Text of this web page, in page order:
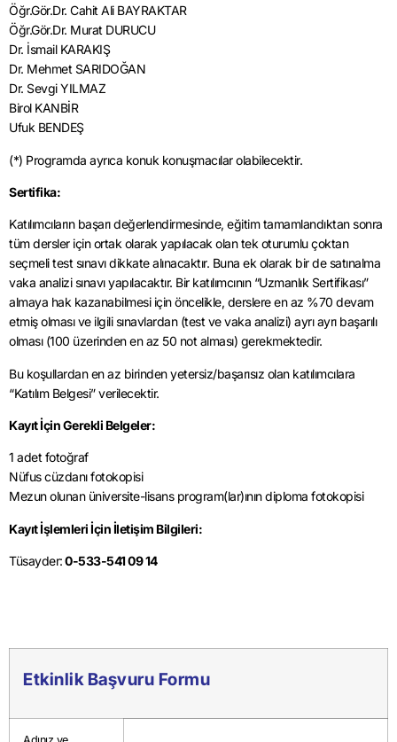
Öğr.Gör.Dr. Cahit Ali BAYRAKTAR
Öğr.Gör.Dr. Murat DURUCU
Dr. İsmail KARAKIŞ
Dr. Mehmet SARIDOĞAN
Dr. Sevgi YILMAZ
Birol KANBİR
Ufuk BENDEŞ
(*) Programda ayrıca konuk konuşmacılar olabilecektir.
Sertifika:
Katılımcıların başarı değerlendirmesinde, eğitim tamamlandıktan sonra
tüm dersler için ortak olarak yapılacak olan tek oturumlu çoktan
seçmeli test sınavı dikkate alınacaktır. Buna ek olarak bir de satınalma
vaka analizi sınavı yapılacaktır. Bir katılımcının “Uzmanlık Sertifikası”
almaya hak kazanabilmesi için öncelikle, derslere en az %70 devam
etmiş olması ve ilgili sınavlardan (test ve vaka analizi) ayrı ayrı başarılı
olması (100 üzerinden en az 50 not alması) gerekmektedir.
Bu koşullardan en az birinden yetersiz/başarısız olan katılımcılara
“Katılım Belgesi” verilecektir.
Kayıt İçin Gerekli Belgeler:
1 adet fotoğraf
Nüfus cüzdanı fotokopisi
Mezun olunan üniversite-lisans program(lar)ının diploma fotokopisi
Kayıt İşlemleri İçin İletişim Bilgileri:
Tüsayder:0-533-541 09 14
Etkinlik Başvuru Formu